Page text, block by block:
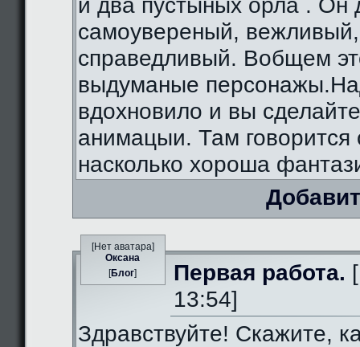
и два пустыных орла . Он
самоувереный,
справедливый. Вобщем
выдуманые
вдохновило и вы
анимацыи. Там говорится
насколько хороша
[Нет аватара]
Оксана
[Блог] Первая работа.
13:54]
Здравствуйте! Скажите,